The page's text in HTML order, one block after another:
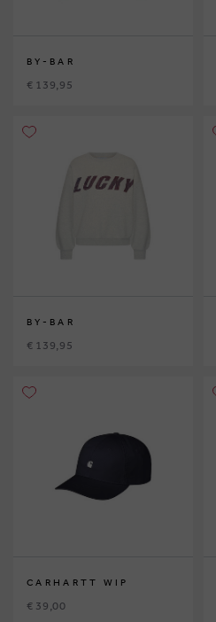
BY-BAR
€ 139,95
BY-BAR
€ 139,95
CARHARTT WIP
€ 39,00